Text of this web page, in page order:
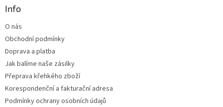
Info
O nás
Obchodní podmínky
Doprava a platba
Jak balíme naše zásilky
Přeprava křehkého zboží
Korespondenční a fakturační adresa
Podmínky ochrany osobních údajů